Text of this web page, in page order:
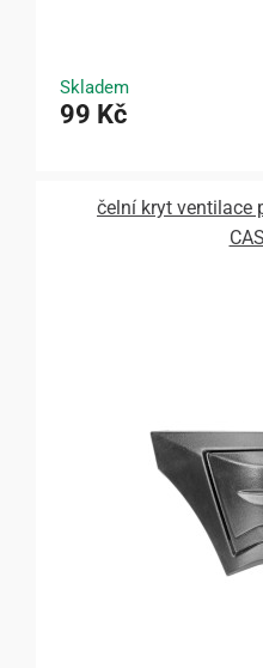
Skladem
99 Kč
čelní kryt ventilace